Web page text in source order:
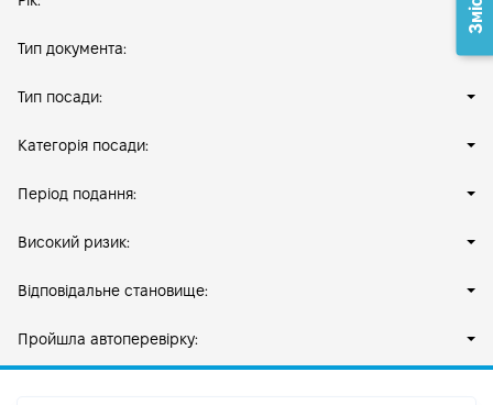
Тип документа:
Тип посади:
Категорія посади:
Період подання:
Високий ризик:
Відповідальне становище:
Пройшла автоперевірку: